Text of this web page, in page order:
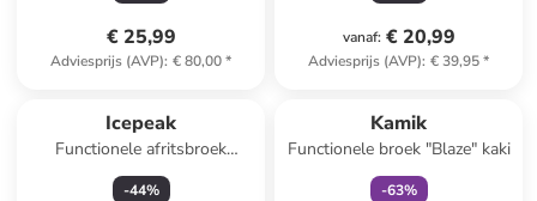
€ 25,99
Adviesprijs (AVP): € 80,00*
vanaf: € 20,99
Adviesprijs (AVP): € 39,95*
Icepeak
Functionele afritsbroek
"Kayes" zwart
-44%
Kamik
Functionele broek "Blaze" kaki
-63%